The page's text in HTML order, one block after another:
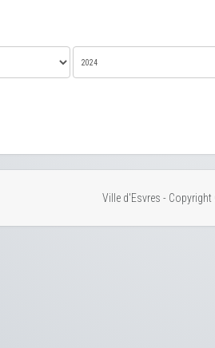
Ville d'Esvres -